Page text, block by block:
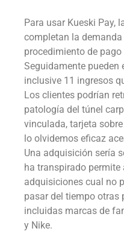
Para usar Kueski Pay,
completan la
procedimiento de
Seguidamente pueden
inclusive 11 ingresos
Los clientes podrían
patologí­a del túnel
vinculada, tarjeta
lo olvidemos eficaz
Una adquisición serí­a
ha transpirado
adquisiciones cual no
pasar del tiempo otras
incluidas marcas de
y Nike.